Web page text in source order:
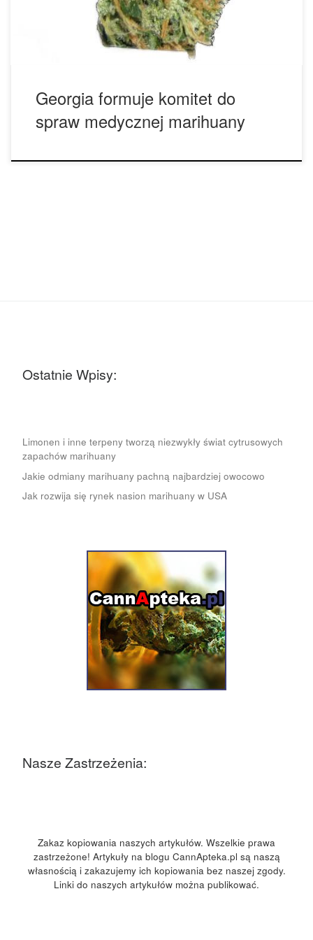
przedstawiciel Allen Peake, który będzie przewodniczyć
nowej grupie. Peake jest autorem […]
Georgia formuje komitet do
spraw medycznej marihuany
Ostatnie Wpisy:
Limonen i inne terpeny tworzą niezwykły świat cytrusowych
zapachów marihuany
Jakie odmiany marihuany pachną najbardziej owocowo
Jak rozwija się rynek nasion marihuany w USA
Nasze Zastrzeżenia:
Zakaz kopiowania naszych artykułów. Wszelkie prawa
zastrzeżone! Artykuły na blogu CannApteka.pl są naszą
własnością i zakazujemy ich kopiowania bez naszej zgody.
Linki do naszych artykułów można publikować.